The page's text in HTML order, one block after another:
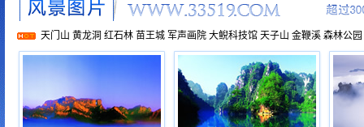
天门山 黄龙洞 红石林 苗王城 军声画院 大鲵科技馆 天子山 金鞭溪 森林公园